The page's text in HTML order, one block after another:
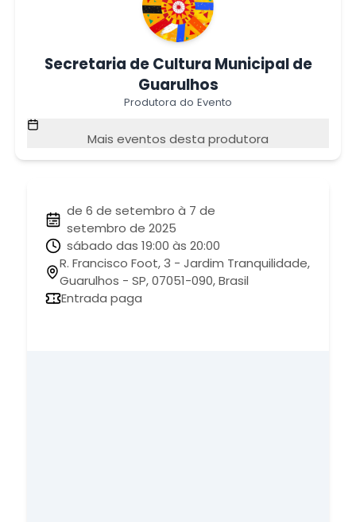
Secretaria de Cultura Municipal de
Guarulhos
Produtora do Evento
Mais eventos desta produtora
de 6 de setembro à 7 de
setembro de 2025
sábado das 19:00 às 20:00
R. Francisco Foot, 3 - Jardim Tranquilidade,
Guarulhos - SP, 07051-090, Brasil
Entrada paga